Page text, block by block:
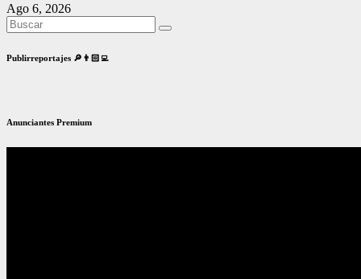
Ago 6, 2026
Publirreportajes 🔎👨🏻‍💻
Anunciantes Premium